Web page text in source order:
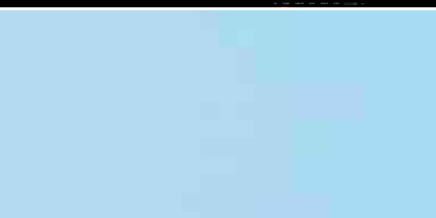
首页 产品及服务 行业解决方案 合作伙伴 投资者关系 关于我们 中EN